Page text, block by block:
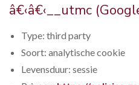
â€‹â€‹__utmc
Type: third party
Soort: analytische cookie
Levensduur: sessie